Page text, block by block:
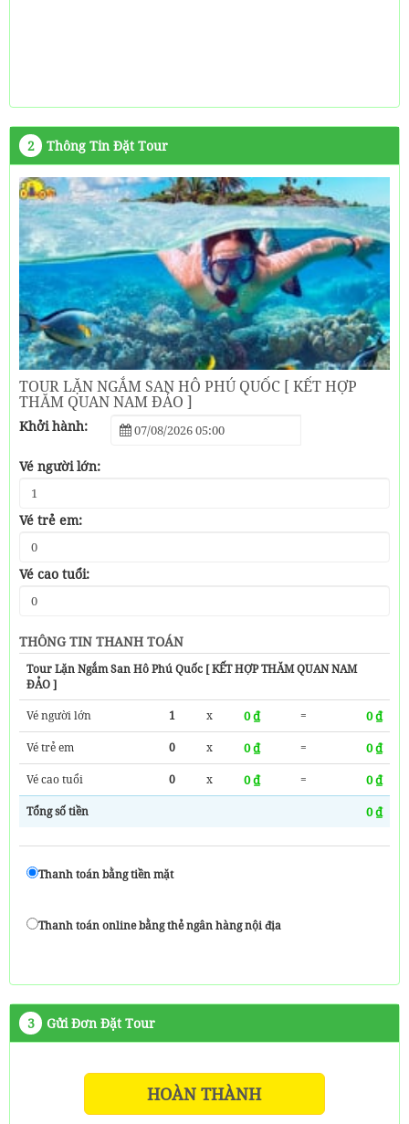
2 Thông Tin Đặt Tour
TOUR LẶN NGẮM SAN HÔ PHÚ QUỐC [ KẾT HỢP
THĂM QUAN NAM ĐẢO ]
Khởi hành:
Vé người lớn:
Vé trẻ em:
Vé cao tuổi:
THÔNG TIN THANH TOÁN
Tour Lặn Ngắm San Hô Phú Quốc [ KẾT HỢP THĂM QUAN NAM
ĐẢO ]
Vé người lớn
1 x 0 ₫ = 0 ₫
Vé trẻ em 0 x 0 ₫ = 0 ₫
Vé cao tuổi 0 x 0 ₫ = 0 ₫
Tổng số tiền 0 ₫
Thanh toán bằng tiền mặt
Thanh toán online bằng thẻ ngân hàng nội địa
3 Gửi Đơn Đặt Tour
HOÀN THÀNH